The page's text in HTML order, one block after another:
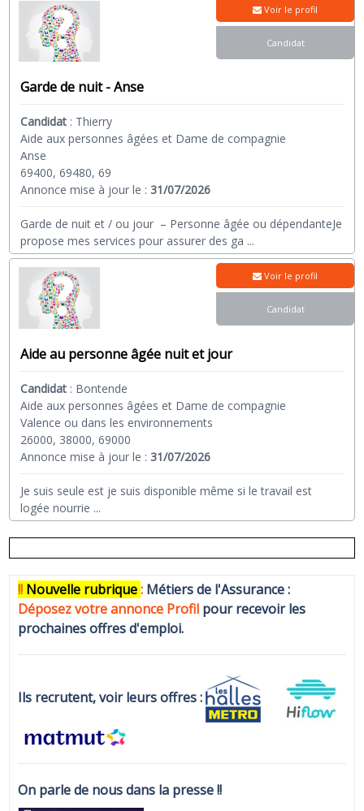
Garde de nuit - Anse
Candidat : Thierry
Aide aux personnes âgées et Dame de compagnie
Anse
69400, 69480, 69
Annonce mise à jour le :31/07/2026
Garde de nuit et / ou jour – Personne âgée ou dépendanteJe
propose mes services pour assurer des ga ...
Voir le profil
Candidat
Aide au personne âgée nuit et jour
Candidat : Bontende
Aide aux personnes âgées et Dame de compagnie
Valence ou dans les environnements
26000, 38000, 69000
Annonce mise à jour le :31/07/2026
Je suis seule est je suis disponible même si le travail est
logée nourrie ...
Voir le profil
Candidat
!! Nouvelle rubrique: Métiers de l'Assurance :
Déposez votre annonce Profil pour recevoir les
prochaines offres d'emploi.
Ils recrutent, voir leurs offres :
On parle de nous dans la presse !!